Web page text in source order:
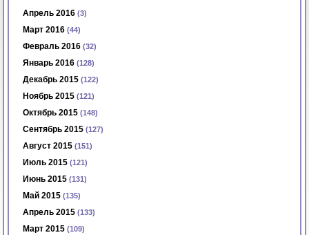
Апрель 2016 (3)
Март 2016 (44)
Февраль 2016 (32)
Январь 2016 (128)
Декабрь 2015 (122)
Ноябрь 2015 (121)
Октябрь 2015 (148)
Сентябрь 2015 (127)
Август 2015 (151)
Июль 2015 (121)
Июнь 2015 (131)
Май 2015 (135)
Апрель 2015 (133)
Март 2015 (109)